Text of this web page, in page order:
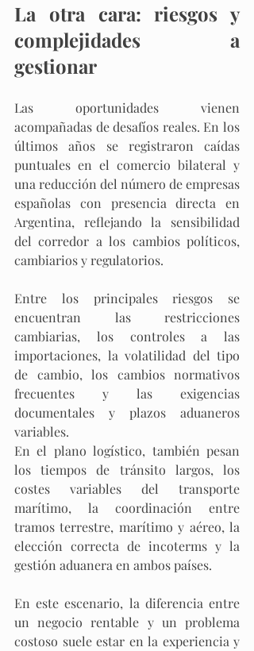
La otra cara: riesgos y
complejidades a
gestionar
Las oportunidades vienen
acompañadas de desafíos reales. En los
últimos años se registraron caídas
puntuales en el comercio bilateral y
una reducción del número de empresas
españolas con presencia directa en
Argentina, reflejando la sensibilidad
del corredor a los cambios políticos,
cambiarios y regulatorios.​
Entre los principales riesgos se
encuentran las restricciones
cambiarias, los controles a las
importaciones, la volatilidad del tipo
de cambio, los cambios normativos
frecuentes y las exigencias
documentales y plazos aduaneros
variables.
En el plano logístico, también pesan
los tiempos de tránsito largos, los
costes variables del transporte
marítimo, la coordinación entre
tramos terrestre, marítimo y aéreo, la
elección correcta de incoterms y la
gestión aduanera en ambos países.
En este escenario, la diferencia entre
un negocio rentable y un problema
costoso suele estar en la experiencia y